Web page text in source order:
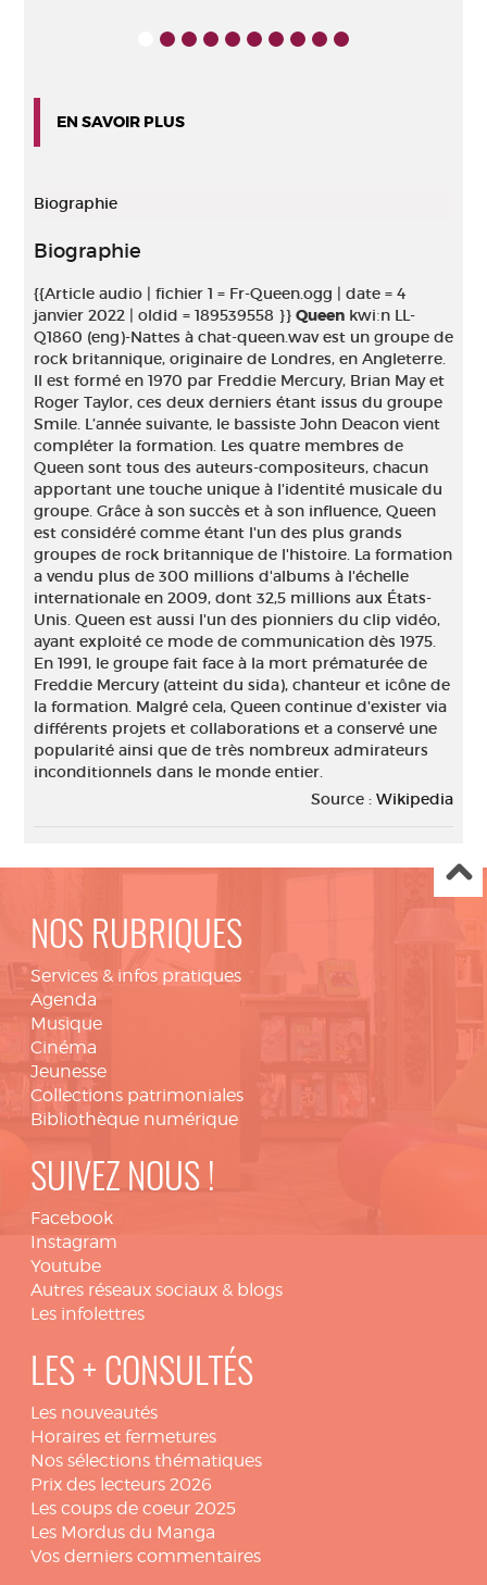
EN SAVOIR PLUS
Biographie
Biographie
{{Article audio | fichier 1 = Fr-Queen.ogg | date = 4
janvier 2022 | oldid = 189539558 }} Queen kwiːn LL-
Q1860 (eng)-Nattes à chat-queen.wav est un groupe de
rock britannique, originaire de Londres, en Angleterre.
Il est formé en 1970 par Freddie Mercury, Brian May et
Roger Taylor, ces deux derniers étant issus du groupe
Smile. L’année suivante, le bassiste John Deacon vient
compléter la formation. Les quatre membres de
Queen sont tous des auteurs-compositeurs, chacun
apportant une touche unique à l'identité musicale du
groupe. Grâce à son succès et à son influence, Queen
est considéré comme étant l'un des plus grands
groupes de rock britannique de l'histoire. La formation
a vendu plus de 300 millions d'albums à l'échelle
internationale en 2009, dont 32,5 millions aux États-
Unis. Queen est aussi l'un des pionniers du clip vidéo,
ayant exploité ce mode de communication dès 1975.
En 1991, le groupe fait face à la mort prématurée de
Freddie Mercury (atteint du sida), chanteur et icône de
la formation. Malgré cela, Queen continue d'exister via
différents projets et collaborations et a conservé une
popularité ainsi que de très nombreux admirateurs
inconditionnels dans le monde entier.
Source : Wikipedia
NOS RUBRIQUES
Services & infos pratiques
Agenda
Musique
Cinéma
Jeunesse
Collections patrimoniales
Bibliothèque numérique
SUIVEZ NOUS !
Facebook
Instagram
Youtube
Autres réseaux sociaux & blogs
Les infolettres
LES + CONSULTÉS
Les nouveautés
Horaires et fermetures
Nos sélections thématiques
Prix des lecteurs 2026
Les coups de coeur 2025
Les Mordus du Manga
Vos derniers commentaires